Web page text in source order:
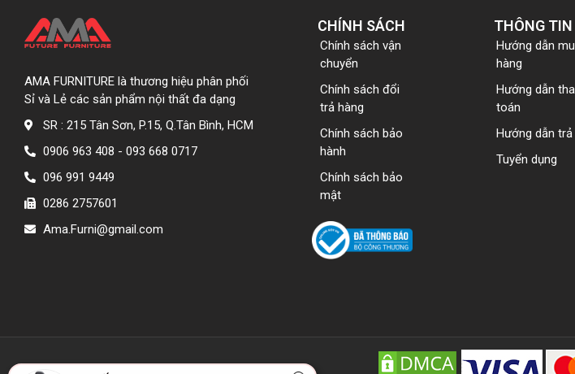
AMA FURNITURE là thương hiệu phân phối
Sỉ và Lẻ các sản phẩm nội thất đa dạng
SR : 215 Tân Sơn, P.15, Q.Tân Bình, HCM
0906 963 408 - 093 668 0717
096 991 9449
0286 2757601
Ama.Furni@gmail.com
CHÍNH SÁCH
Chính sách vận
chuyển
Chính sách đổi
trả hàng
Chính sách bảo
hành
Chính sách bảo
mật
THÔNG TIN
Hướng dẫn
hàng
Hướng dẫn
toán
Hướng dẫn trả
Tuyển dụng